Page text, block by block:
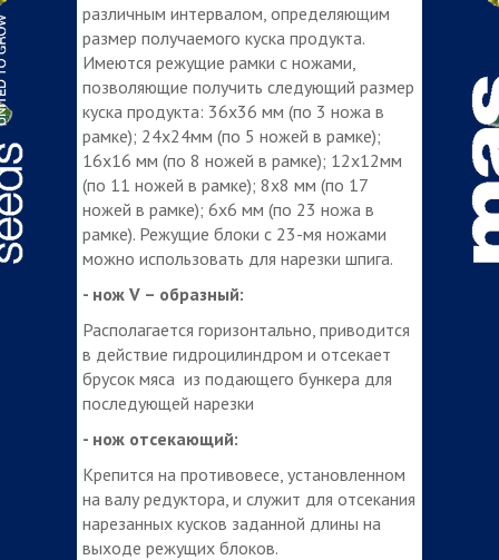
различным интервалом, определяющим
размер получаемого куска продукта.
Имеются режущие рамки с ножами,
позволяющие получить следующий размер
куска продукта: 36х36 мм (по 3 ножа в
рамке); 24х24мм (по 5 ножей в рамке);
16х16 мм (по 8 ножей в рамке); 12х12мм
(по 11 ножей в рамке); 8х8 мм (по 17
ножей в рамке); 6х6 мм (по 23 ножа в
рамке). Режущие блоки с 23-мя ножами
можно использовать для нарезки шпига.
- нож V – образный:
Располагается горизонтально, приводится
в действие гидроцилиндром и отсекает
брусок мяса из подающего бункера для
последующей нарезки
- нож отсекающий:
Крепится на противовесе, установленном
на валу редуктора, и служит для отсекания
нарезанных кусков заданной длины на
выходе режущих блоков.